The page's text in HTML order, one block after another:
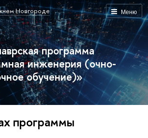
Меню
Новгороде
программа
инженерия (очно-
обучение)»
программы